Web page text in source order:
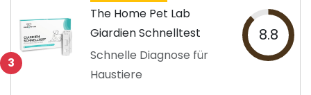
3
The Home Pet Lab
Giardien Schnelltest
Schnelle Diagnose für
Haustiere
8.8